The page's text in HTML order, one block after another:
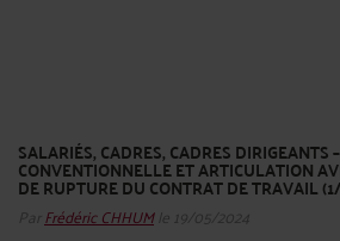
SALARIÉS, CADRES, CADRES DIRIGEANTS
CONVENTIONNELLE ET ARTICULATION
DE RUPTURE DU CONTRAT DE TRAVAIL
Par Frédéric CHHUMle 19/05/2024